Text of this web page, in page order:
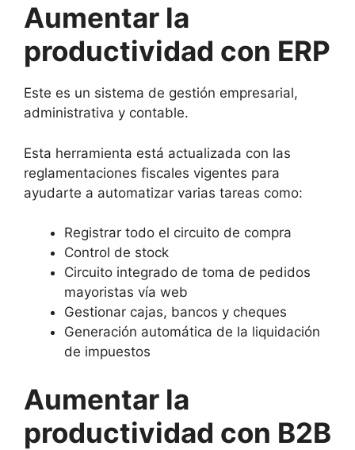
Aumentar la
productividad con ERP
Este es un sistema de gestión empresarial,
administrativa y contable.
Esta herramienta está actualizada con las
reglamentaciones fiscales vigentes para
ayudarte a automatizar varias tareas como:
Registrar todo el circuito de compra
Control de stock
Circuito integrado de toma de pedidos
mayoristas vía web
Gestionar cajas, bancos y cheques
Generación automática de la liquidación
de impuestos
Aumentar la
productividad con B2B